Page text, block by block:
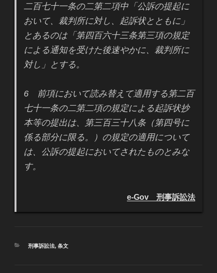
二百七十一条の二第二項中「公訴の提起に
おいて、裁判所に対し、起訴状とともに」
とあるのは「第四百六十三条第三項の規定
による通知を受けた後速やかに、裁判所に
対し」とする。
6 前項において読み替えて適用する第二百
七十一条の二第二項の規定による起訴状抄
本等の提出は、第三百三十八条（第四号に
係る部分に限る。）の規定の適用について
は、公訴の提起においてされたものとみな
す。
e-Gov 刑事訴訟法
カ
刑事訴訟法, 条文